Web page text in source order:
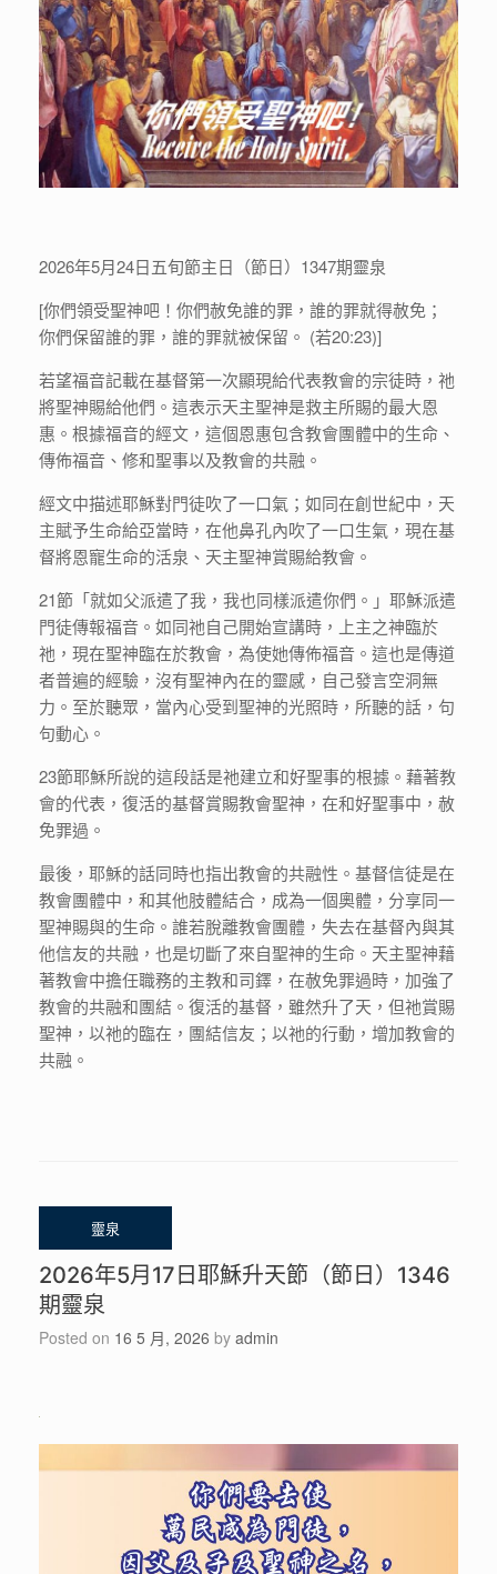
2026年5月24日五旬節主日（節日）1347期靈泉
[你們領受聖神吧！你們赦免誰的罪，誰的罪就得赦免；
你們保留誰的罪，誰的罪就被保留。 (若20:23)]
若望福音記載在基督第一次顯現給代表教會的宗徒時，祂
將聖神賜給他們。這表示天主聖神是救主所賜的最大恩
惠。根據福音的經文，這個恩惠包含教會團體中的生命、
傳佈福音、修和聖事以及教會的共融。
經文中描述耶穌對門徒吹了一口氣；如同在創世紀中，天
主賦予生命給亞當時，在他鼻孔內吹了一口生氣，現在基
督將恩寵生命的活泉、天主聖神賞賜給教會。
21節「就如父派遣了我，我也同樣派遣你們。」耶穌派遣
門徒傳報福音。如同祂自己開始宣講時，上主之神臨於
祂，現在聖神臨在於教會，為使她傳佈福音。這也是傳道
者普遍的經驗，沒有聖神內在的靈感，自己發言空洞無
力。至於聽眾，當內心受到聖神的光照時，所聽的話，句
句動心。
23節耶穌所說的這段話是祂建立和好聖事的根據。藉著教
會的代表，復活的基督賞賜教會聖神，在和好聖事中，赦
免罪過。
最後，耶穌的話同時也指出教會的共融性。基督信徒是在
教會團體中，和其他肢體結合，成為一個奧體，分享同一
聖神賜與的生命。誰若脫離教會團體，失去在基督內與其
他信友的共融，也是切斷了來自聖神的生命。天主聖神藉
著教會中擔任職務的主教和司鐸，在赦免罪過時，加強了
教會的共融和團結。復活的基督，雖然升了天，但祂賞賜
聖神，以祂的臨在，團結信友；以祂的行動，增加教會的
共融。
2026年5月17日耶穌升天節（節日）1346
期靈泉
Posted on 16 5 月, 2026 by admin